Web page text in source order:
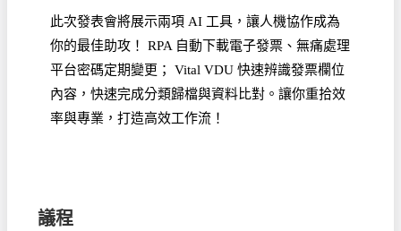
此次發表會將展示兩項 AI 工具，讓人機協作成為
你的最佳助攻！ RPA 自動下載電子發票、無痛處理
平台密碼定期變更； Vital VDU 快速辨識發票欄位
內容，快速完成分類歸檔與資料比對。讓你重拾效
率與專業，打造高效工作流！
議程